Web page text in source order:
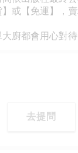
去提問